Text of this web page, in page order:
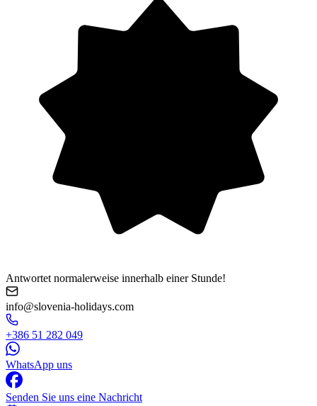
Antwortet normalerweise innerhalb einer Stunde!
info@slovenia-holidays.com
+386 51 282 049
WhatsApp uns
Senden Sie uns eine Nachricht